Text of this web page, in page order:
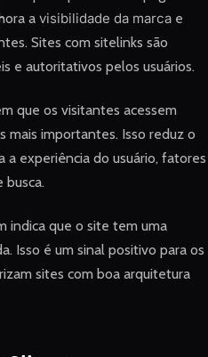
a visibilidade da marca e
Sites com sitelinks são
e autoritativos pelos usuários.
que os visitantes acessem
mais importantes. Isso reduz o
experiência do usuário, fatores
busca.
indica que o site tem uma
Isso é um sinal positivo para os
sites com boa arquitetura